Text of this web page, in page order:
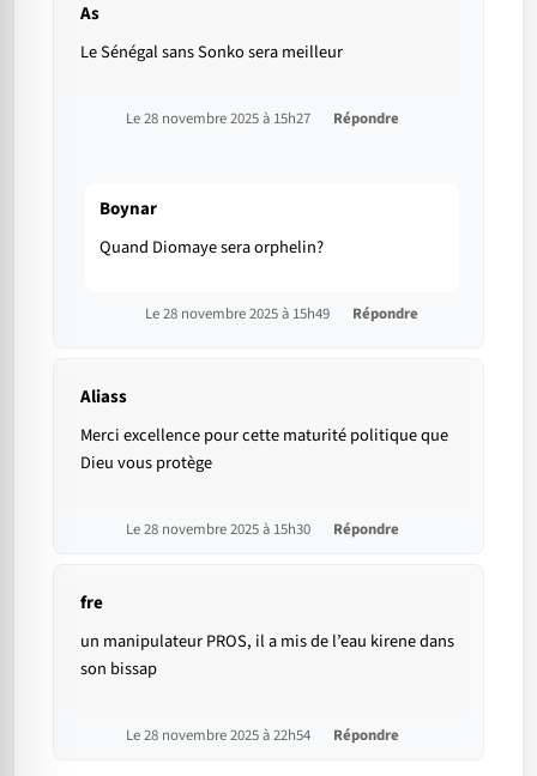
As
Le Sénégal sans Sonko sera meilleur
Le 28 novembre 2025 à 15h27 Répondre
Boynar
Quand Diomaye sera orphelin?
Le 28 novembre 2025 à 15h49 Répondre
Aliass
Merci excellence pour cette maturité politique que
Dieu vous protège
Le 28 novembre 2025 à 15h30 Répondre
fre
un manipulateur PROS, il a mis de l’eau kirene dans
son bissap
Le 28 novembre 2025 à 22h54 Répondre